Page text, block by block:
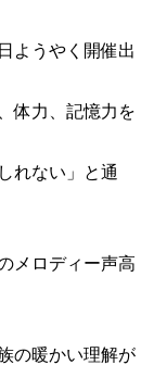
ようやく開催出
体力、記憶力を
れない」と通
メロディー声高
の暖かい理解が